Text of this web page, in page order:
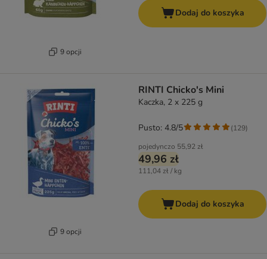
9 opcji
Dodaj do koszyka
9 opcji
RINTI Chicko's Mini
Kaczka, 2 x 225 g
pojedynczo 55,92 zł
49,96 zł
111,04 zł / kg
Pusto: 4.8/5 (129)
Dodaj do koszyka